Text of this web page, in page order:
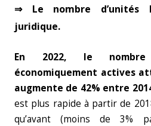
⇒ Le nombre d’unités
juridique.
En 2022, le nombre
économiquement actives
augmente de 42% entre
est plus rapide à partir de
qu’avant (moins de 3%